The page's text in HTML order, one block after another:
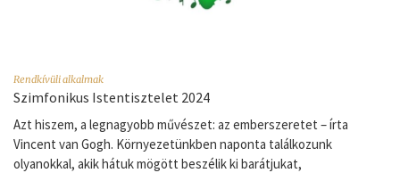
Rendkívüli alkalmak
Szimfonikus Istentisztelet 2024
Azt hiszem, a legnagyobb művészet: az emberszeretet – írta
Vincent van Gogh. Környezetünkben naponta találkozunk
olyanokkal, akik hátuk mögött beszélik ki barátjukat,